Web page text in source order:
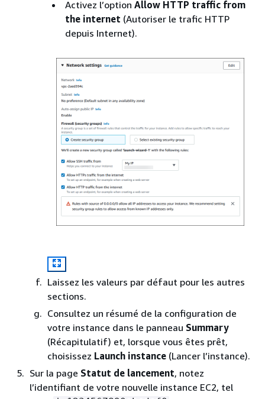
Activez l’option Allow HTTP traffic from
the internet (Autoriser le trafic HTTP
depuis Internet).
Laissez les valeurs par défaut pour les autres
sections.
Consultez un résumé de la configuration de
votre instance dans le panneau Summary
(Récapitulatif) et, lorsque vous êtes prêt,
choisissez Launch instance (Lancer l’instance).
Sur la page Statut de lancement, notez
l’identifiant de votre nouvelle instance EC2, tel